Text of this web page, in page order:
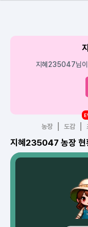
지혜235047님이
농장 도감
지혜235047 농장 현